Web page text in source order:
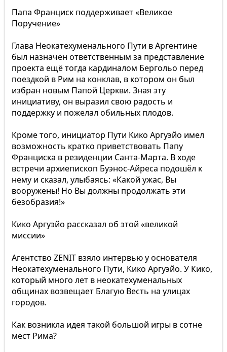
Папа Франциск поддерживает «Великое
Поручение»
Глава Неокатехуменального Пути в Аргентине
был назначен ответственным за представление
проекта ещё тогда кардиналом Бергольо перед
поездкой в ​​Рим на конклав, в котором он был
избран новым Папой Церкви. Зная эту
инициативу, он выразил свою радость и
поддержку и пожелал обильных плодов.
Кроме того, инициатор Пути Кико Аргуэйо имел
возможность кратко приветствовать Папу
Франциска в резиденции Санта-Марта. В ходе
встречи архиепископ Буэнос-Айреса подошёл к
нему и сказал, улыбаясь: «Какой ужас, Вы
вооружены! Но Вы должны продолжать эти
безобразия!»
Кико Аргуэйо рассказал об этой «великой
миссии»
Агентство ZENIT взяло интервью у основателя
Неокатехуменального Пути, Кико Аргуэйо. У Кико,
который много лет в неокатехуменальных
общинах возвещает Благую Весть на улицах
городов.
Как возникла идея такой большой игры в сотне
мест Рима?